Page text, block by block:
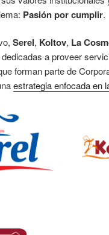
Pasión por cumplir.
Serel, Koltov, La
a proveer
forman parte de
estrategia enfocada en